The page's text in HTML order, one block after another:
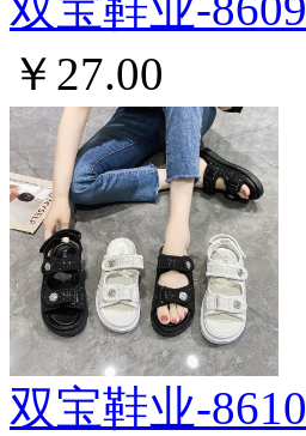
￥27.00
双宝鞋业-8610